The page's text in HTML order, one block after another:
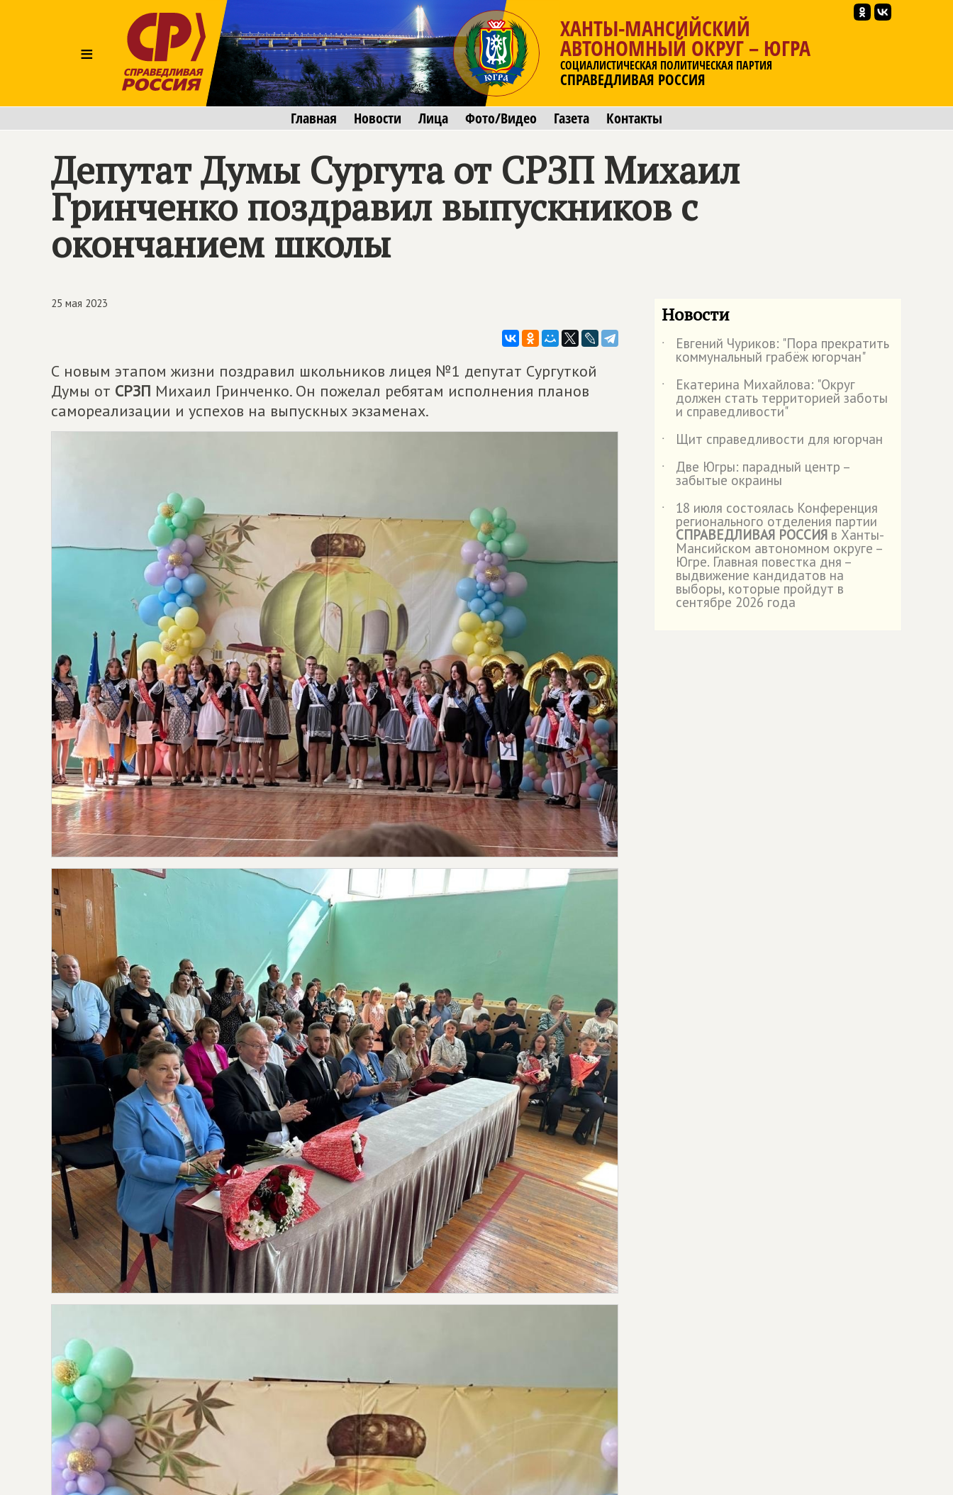
≡
ХАНТЫ-МАНСИЙСКИЙ
АВТОНОМНЫЙ ОКРУГ – ЮГРА
СОЦИАЛИСТИЧЕСКАЯ ПОЛИТИЧЕСКАЯ ПАРТИЯ
СПРАВЕДЛИВАЯ РОССИЯ
Главная Новости Лица Фото/Видео Газета Контакты
Депутат Думы Сургута от СРЗП Михаил
Гринченко поздравил выпускников с
окончанием школы
25 мая 2023
С новым этапом жизни поздравил школьников лицея №1 депутат Сургуткой
Думы от СРЗП Михаил Гринченко. Он пожелал ребятам исполнения планов
самореализации и успехов на выпускных экзаменах.
Новости
˙ Евгений Чуриков: "Пора прекратить
коммунальный грабёж югорчан"
˙
Екатерина Михайлова: "Округ
должен стать территорией заботы
и справедливости"
˙
Щит справедливости для югорчан
˙
Две Югры: парадный центр –
забытые окраины
˙
18 июля состоялась Конференция
регионального отделения партии
СПРАВЕДЛИВАЯ РОССИЯ в Ханты-
Мансийском автономном округе –
Югре. Главная повестка дня –
выдвижение кандидатов на
выборы, которые пройдут в
сентябре 2026 года